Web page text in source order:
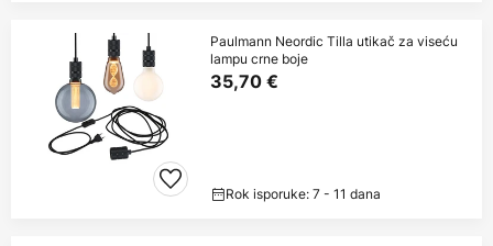
Paulmann Neordic Tilla utikač za viseću
lampu crne boje
35,70 €
Rok isporuke: 7 - 11 dana